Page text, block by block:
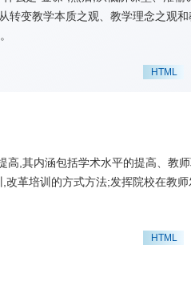
转变教学本质之观、教学理念之观
HTML
,其内涵包括学术水平的提高、教
革培训的方式方法;发挥院校在教
HTML